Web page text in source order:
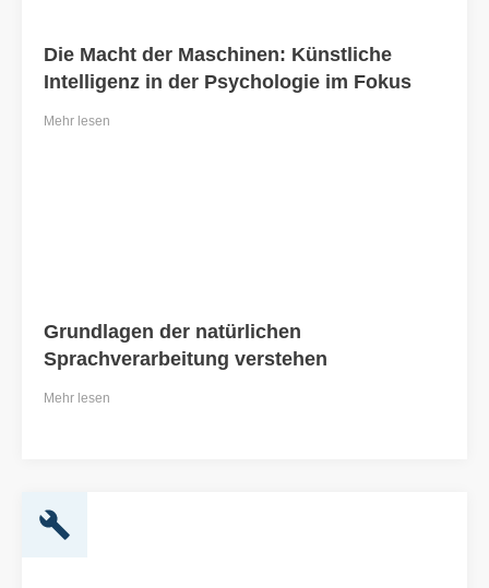
Die Macht der Maschinen: Künstliche
Intelligenz in der Psychologie im Fokus
Mehr lesen
Grundlagen der natürlichen
Sprachverarbeitung verstehen
Mehr lesen